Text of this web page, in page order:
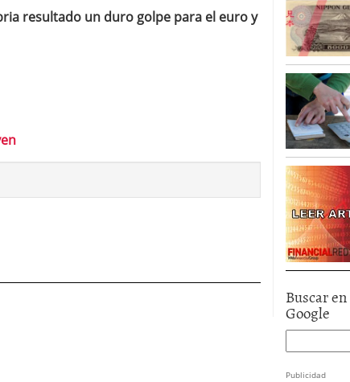
resultado un duro golpe para el euro y
Buscar
Google
Publicidad